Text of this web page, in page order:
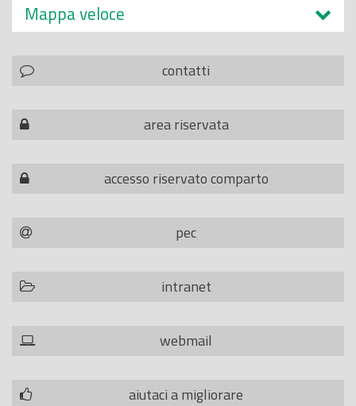
Mappa veloce
contatti
area riservata
accesso riservato comparto
pec
intranet
webmail
aiutaci a migliorare